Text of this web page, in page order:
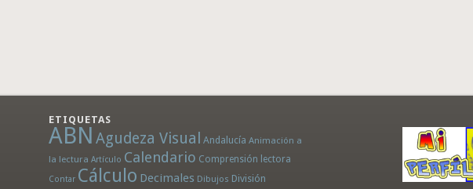
ETIQUETAS
ABN Agudeza Visual Andalucía Animación a
la lectura Artículo Calendario Comprensión lectora
Contar Cálculo Decimales Dibujos División